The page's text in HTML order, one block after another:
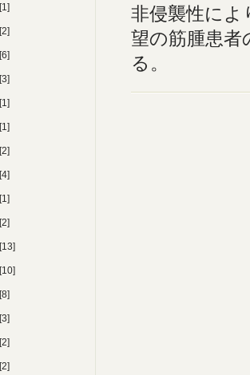
[1]
[2]
[6]
[3]
[1]
[1]
[2]
[4]
[1]
[2]
[13]
[10]
[8]
[3]
[2]
[2]
非侵襲性によ
望の筋腫患者
る。